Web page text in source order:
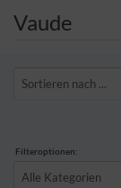
Vaude
Sortieren nach ...
Filteroptionen:
Alle Kategorien